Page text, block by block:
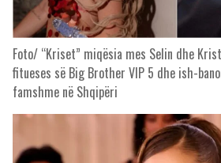
Foto/ “Kriset” miqësia mes Selin dhe
fitueses së Big Brother VIP 5 dhe ish-
famshme në Shqipëri